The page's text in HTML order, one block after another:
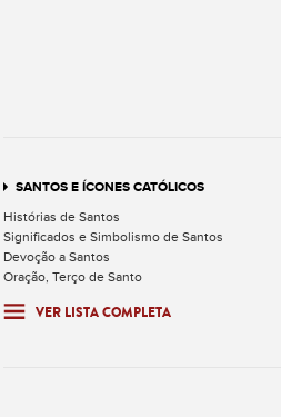
SANTOS E ÍCONES CATÓLICOS
Histórias de Santos
Significados e Simbolismo de Santos
Devoção a Santos
Oração, Terço de Santo
VER LISTA COMPLETA